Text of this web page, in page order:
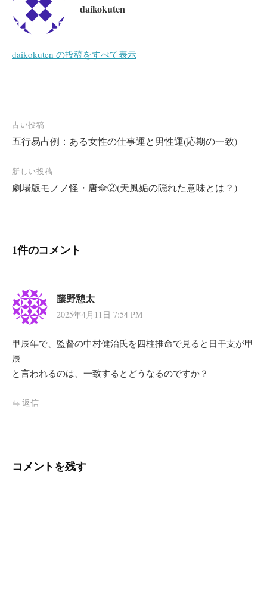
daikokuten
daikokuten の投稿をすべて表示
投
稿
ナ
ビ
ゲ
ョ
古い投稿
五行易占例：ある女性の仕事運と男性運(応期の一致)
新しい投稿
劇場版モノノ怪・唐傘②(天風姤の隠れた意味とは？)
1件のコメント
藤野憩太
2025年4月11日 7:54 PM
甲辰年で、監督の中村健治氏を四柱推命で見ると日干支が甲
辰
と言われるのは、一致するとどうなるのですか？
返信
コメントを残す